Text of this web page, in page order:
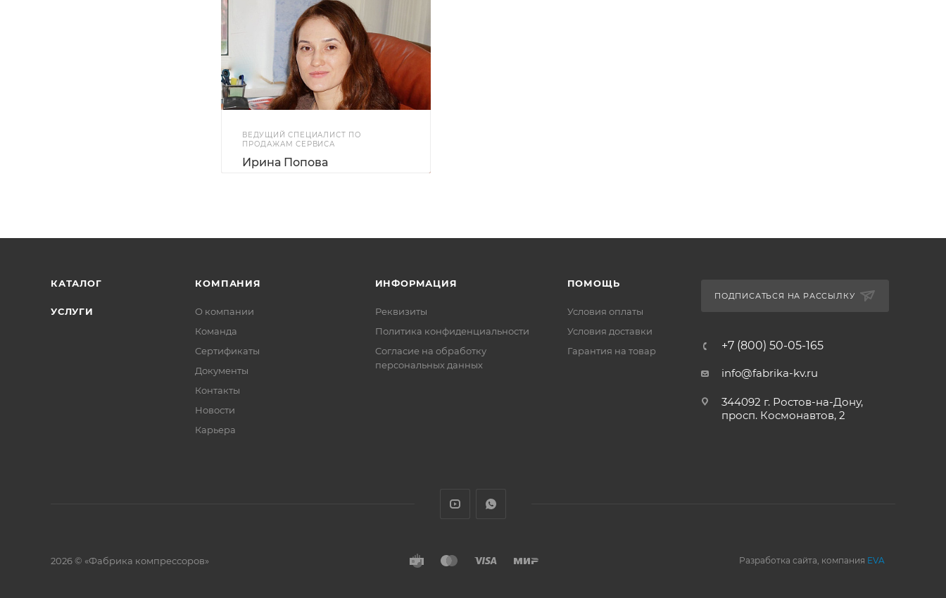
ВЕДУЩИЙ СПЕЦИАЛИСТ ПО
ПРОДАЖАМ СЕРВИСА
Ирина Попова
КАТАЛОГ
УСЛУГИ
КОМПАНИЯ
О компании
Команда
Сертификаты
Документы
Контакты
Новости
Карьера
ИНФОРМАЦИЯ
Реквизиты
Политика конфиденциальности
Cогласие на обработку
персональных данных
ПОМОЩЬ
Условия оплаты
Условия доставки
Гарантия на товар
ПОДПИСАТЬСЯ НА РАССЫЛКУ
+7 (800) 50-05-165
info@fabrika-kv.ru
344092 г. Ростов-на-Дону,
просп. Космонавтов, 2
2026 © «Фабрика компрессоров» Разработка сайта, компания EVA